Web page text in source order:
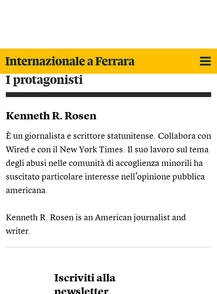
i protagonisti
Kenneth R. Rosen
È un giornalista e scrittore statunitense. Collabora con
Wired e con il New York Times. Il suo lavoro sul tema
degli abusi nelle comunità di accoglienza minorili ha
suscitato particolare interesse nell’opinione pubblica
americana.
Kenneth R. Rosen is an American journalist and
writer.
Iscriviti alla